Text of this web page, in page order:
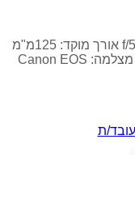
אורך מוקד: 125מ"מ
מצלמה: Canon EOS